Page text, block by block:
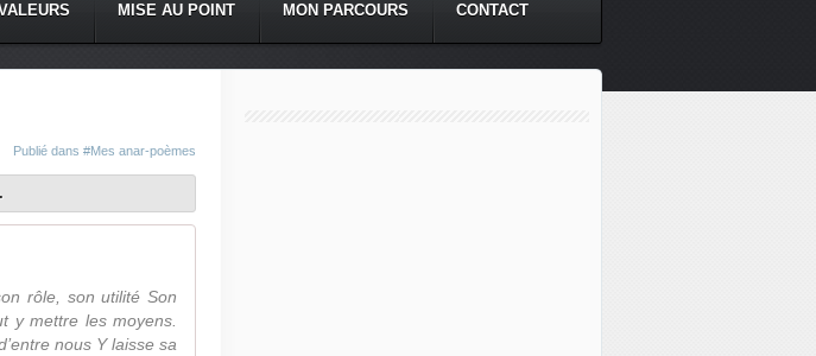
MISE AU POINT MON PARCOURS CONTACT
Publié dans #Mes anar-poèmes
rôle, son utilité Son
y mettre les moyens.
nous Y laisse sa